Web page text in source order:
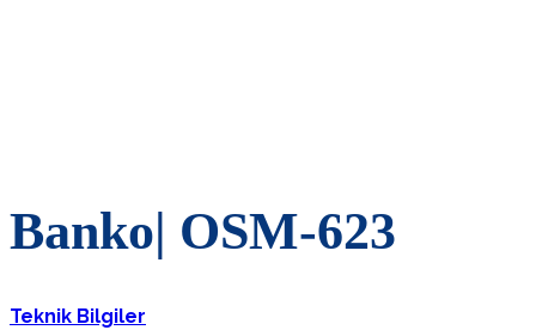
Banko| OSM-623
Teknik Bilgiler